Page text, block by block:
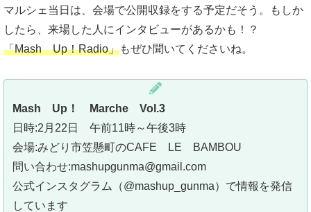
マルシェ当日は、会場で公開収録をする予定だそう。もしか
したら、来場した人にインタビューがあるかも！？
「Mash Up！Radio」もぜひ聞いてくださいね。
Mash Up！ Marche Vol.3
日時:2月22日 午前11時～午後3時
会場:みどり市笠懸町のCAFE LE BAMBOU
問い合わせ:mashupgunma@gmail.com
公式インスタグラム（@mashup_gunma）で情報を発信
しています